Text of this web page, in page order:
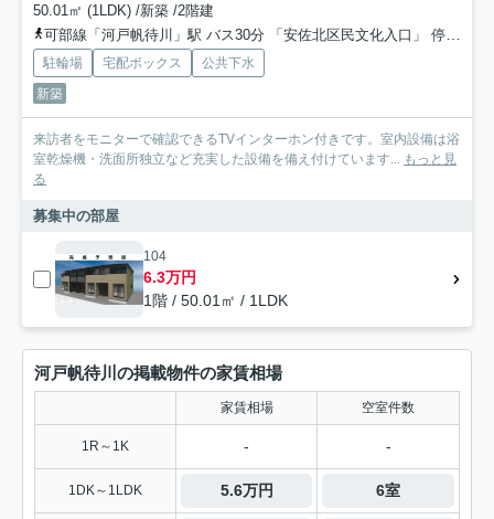
50.01㎡ (1LDK) /新築 /2階建
可部線「河戸帆待川」駅 バス30分 「安佐北区民文化入口」 停歩1分
駐輪場 宅配ボックス
公共下水
新築
来訪者をモニターで確認できるTVインターホン付きです。室内設備は浴
室乾燥機・洗面所独立など充実した設備を備え付けています... もっと見
る
募集中の部屋
104
6.3万円
1階 / 50.01㎡ / 1LDK
河戸帆待川の掲載物件の家賃相場
家賃相場 空室件数
1R～1K - -
1DK～1LDK 5.6万円 6室